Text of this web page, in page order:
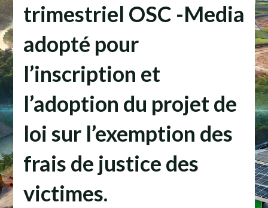
trimestriel OSC -Media
adopté pour
l’inscription et
l’adoption du projet de
loi sur l’exemption des
frais de justice des
victimes.